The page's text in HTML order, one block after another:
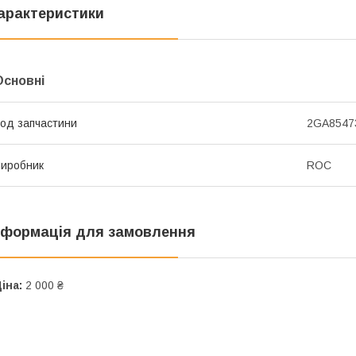
запчастини
ROC
для замовлення
2 000 ₴